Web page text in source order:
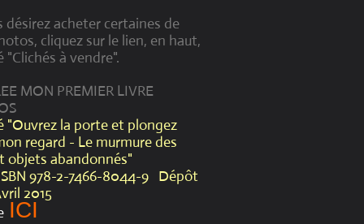
désirez acheter certaines de
cliquez sur le lien, en haut,
à vendre".
MON PREMIER LIVRE
"Ouvrez la porte et plongez
regard - Le murmure des
objets abandonnés"
978-2-7466-8044-9 Dépôt
2015
ICI